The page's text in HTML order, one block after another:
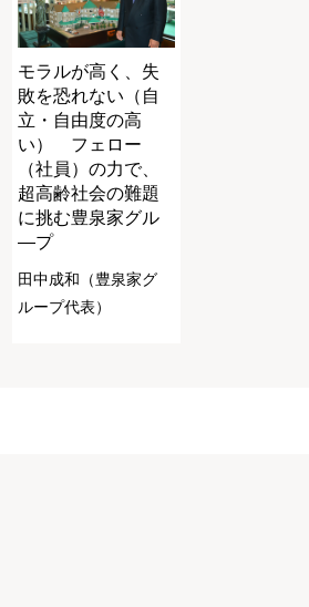
モラルが高く、失
敗を恐れない（自
立・自由度の高
い） フェロー
（社員）の力で、
超高齢社会の難題
に挑む豊泉家グル
―プ
田中成和（豊泉家グ
ループ代表）